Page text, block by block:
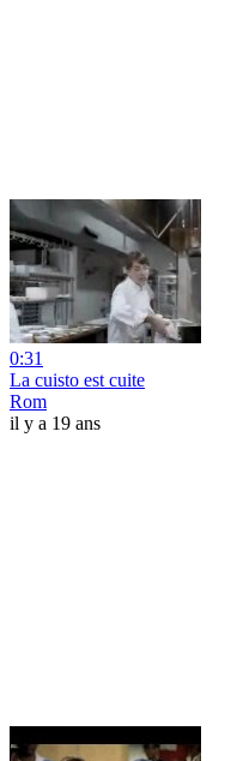
0:31
La cuisto est cuite
Rom
il y a 19 ans